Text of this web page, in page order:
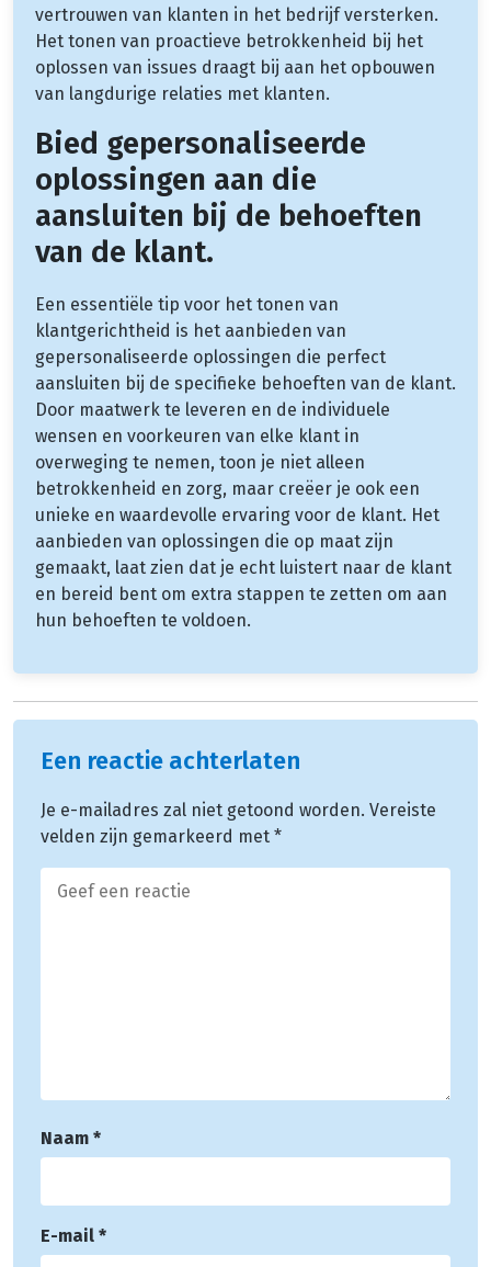
vertrouwen van klanten in het bedrijf versterken.
Het tonen van proactieve betrokkenheid bij het
oplossen van issues draagt bij aan het opbouwen
van langdurige relaties met klanten.
Bied gepersonaliseerde
oplossingen aan die
aansluiten bij de behoeften
van de klant.
Een essentiële tip voor het tonen van
klantgerichtheid is het aanbieden van
gepersonaliseerde oplossingen die perfect
aansluiten bij de specifieke behoeften van de klant.
Door maatwerk te leveren en de individuele
wensen en voorkeuren van elke klant in
overweging te nemen, toon je niet alleen
betrokkenheid en zorg, maar creëer je ook een
unieke en waardevolle ervaring voor de klant. Het
aanbieden van oplossingen die op maat zijn
gemaakt, laat zien dat je echt luistert naar de klant
en bereid bent om extra stappen te zetten om aan
hun behoeften te voldoen.
Een reactie achterlaten
Je e-mailadres zal niet getoond worden. Vereiste
velden zijn gemarkeerd met *
Naam *
E-mail *